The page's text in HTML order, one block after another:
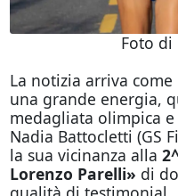
Foto di
La notizia arriva
una grande energia,
medagliata olimpica
Nadia Battocletti (GS
la sua vicinanza alla
Lorenzo Parelli» di